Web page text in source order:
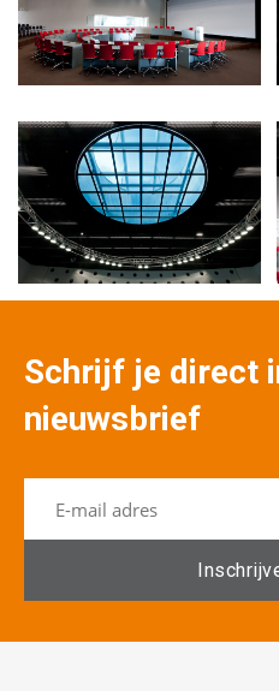
Schrijf je direct
nieuwsbrief